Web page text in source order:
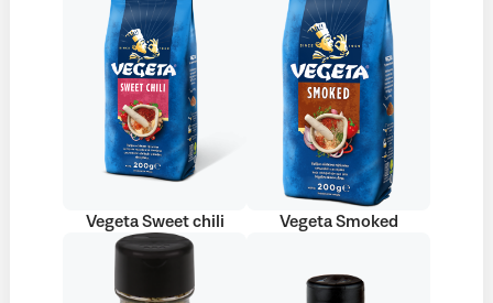
Vegeta Sweet chili Vegeta Smoked